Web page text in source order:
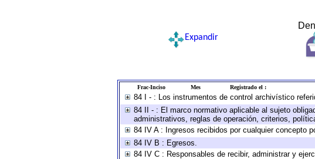
Expandir
Frac-Inciso Mes Registrado el :
84 I - : Los instrumentos de control archivístico
84 II - : El marco normativo aplicable al sujeto
administrativos, reglas de operación, criterios,
84 IV A : Ingresos recibidos por cualquier concepto
84 IV B : Egresos.
84 IV C : Responsables de recibir, administrar y